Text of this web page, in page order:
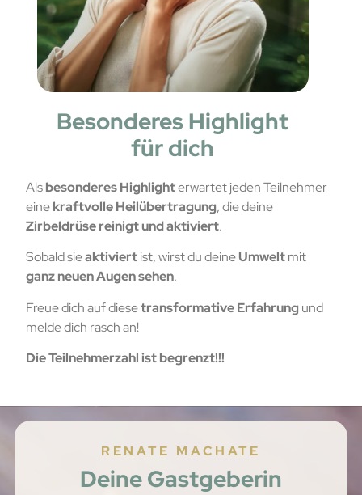
Besonderes Highlight
für dich
Alsbesonderes Highlighterwartet jeden Teilnehmer
einekraftvolle Heilübertragung, die deine
Zirbeldrüse reinigt und aktiviert.
Sobald sieaktiviertist, wirst du deineUmweltmit
ganz neuen Augen sehen.
Freue dich auf diesetransformative Erfahrungund
melde dich rasch an!
Die Teilnehmerzahl ist begrenzt!!!
RENATE MACHATE
Deine Gastgeberin